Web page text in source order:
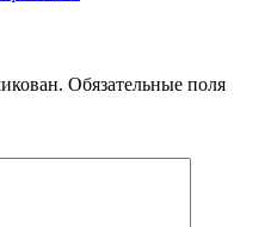
Обязательные поля